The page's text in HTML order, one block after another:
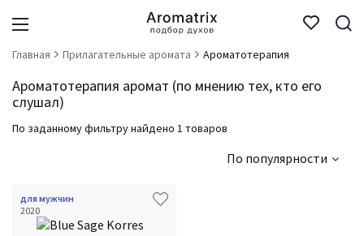
Главная Прилагательные аромата Ароматотерапия
Ароматотерапия аромат (по мнению тех, кто его
слушал)
По заданному фильтру найдено 1 товаров
По популярности
для мужчин
2020